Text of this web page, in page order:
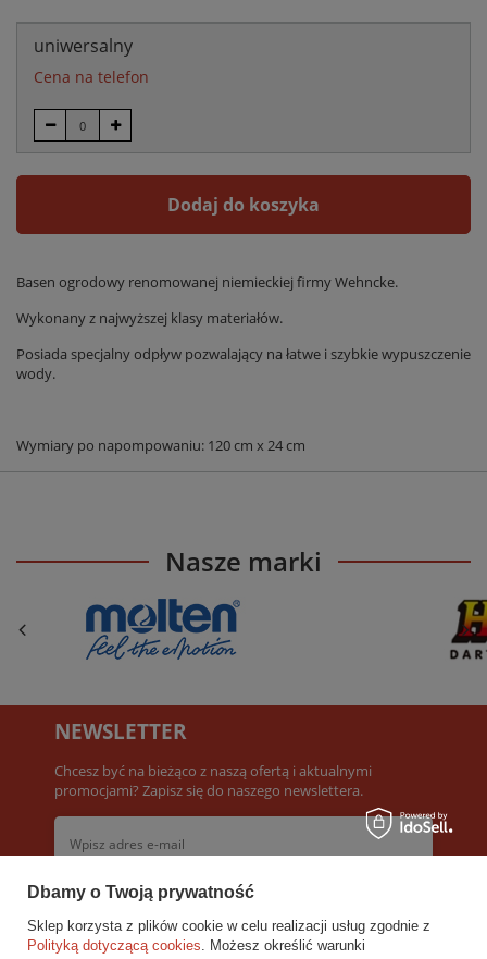
uniwersalny
Cena na telefon
Dodaj do koszyka
Basen ogrodowy renomowanej niemieckiej firmy Wehncke.
Wykonany z najwyższej klasy materiałów.
Posiada specjalny odpływ pozwalający na łatwe i szybkie wypuszczenie
wody.
Wymiary po napompowaniu: 120 cm x 24 cm
Nasze marki
NEWSLETTER
Chcesz być na bieżąco z naszą ofertą i aktualnymi
promocjami? Zapisz się do naszego newslettera.
AkceptujęWarunki newslettera
Dbamy o Twoją prywatność
Sklep korzysta z plików cookie w celu realizacji usług zgodnie z
Polityką dotyczącą cookies. Możesz określić warunki